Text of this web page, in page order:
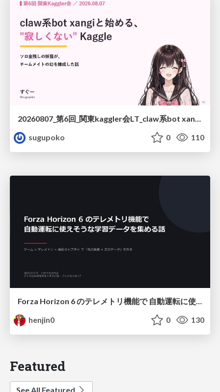
sugupoko
0 110
Forza Horizon 6 のテレメトリ機能で 自動運転に使えそうな学習データを集める話
henjin0
0 130
Featured
See All Featured